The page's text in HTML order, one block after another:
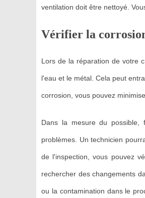
ventilation doit être nettoyé.
Vérifier la
Lors de la réparation de votre
l'eau et le métal. Cela peut
corrosion, vous pouvez
Dans la mesure du possible,
problèmes. Un technicien
de l'inspection, vous pouvez
rechercher des changements
ou la contamination dans le